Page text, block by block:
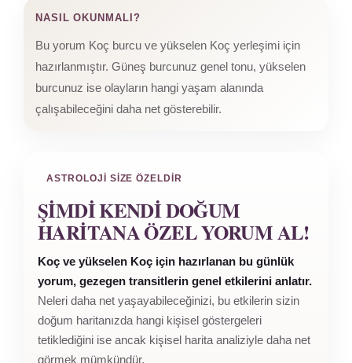
NASIL OKUNMALI?
Bu yorum Koç burcu ve yükselen Koç yerleşimi için
hazırlanmıştır. Güneş burcunuz genel tonu, yükselen
burcunuz ise olayların hangi yaşam alanında
çalışabileceğini daha net gösterebilir.
ASTROLOJI SIZE ÖZELDIR
ŞIMDI KENDI DOĞUM
HARITANA ÖZEL YORUM AL!
Koç ve yükselen Koç için hazırlanan bu günlük
yorum, gezegen transitlerin genel etkilerini anlatır.
Neleri daha net yaşayabileceğinizi, bu etkilerin sizin
doğum haritanızda hangi kişisel göstergeleri
tetiklediğini ise ancak kişisel harita analiziyle daha net
görmek mümkündür.